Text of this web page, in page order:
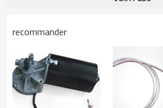
recommander